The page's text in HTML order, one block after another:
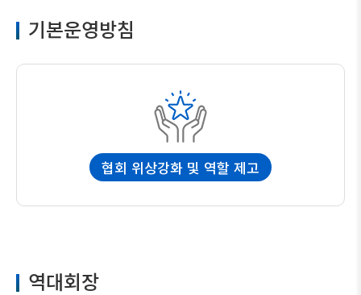
기본운영방침
협회 위상강화 및 역할 제고
역대회장